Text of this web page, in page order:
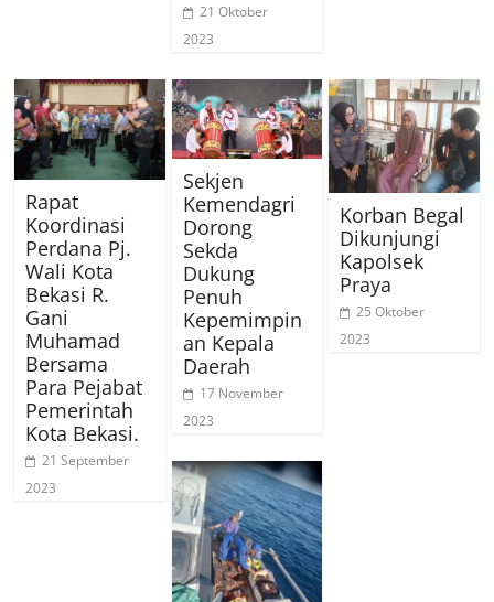
21 Oktober
2023
Rapat
Koordinasi
Perdana Pj.
Wali Kota
Bekasi R.
Gani
Muhamad
Bersama
Para Pejabat
Pemerintah
Kota Bekasi.
21 September
2023
Sekjen
Kemendagri
Dorong
Sekda
Dukung
Penuh
Kepemimpin
an Kepala
Daerah
17 November
2023
Korban Begal
Dikunjungi
Kapolsek
Praya
25 Oktober
2023